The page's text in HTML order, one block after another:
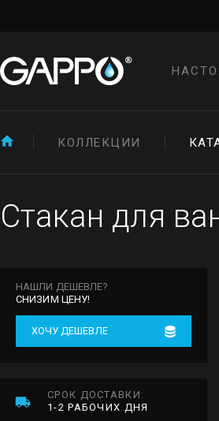
КОЛЛЕКЦИИ
Стакан для
НАШЛИ ДЕШЕВЛЕ?
СНИЗИМ ЦЕНУ!
ХОЧУ ДЕШЕВЛЕ
СРОК ДОСТАВКИ:
1-2 РАБОЧИХ ДНЯ